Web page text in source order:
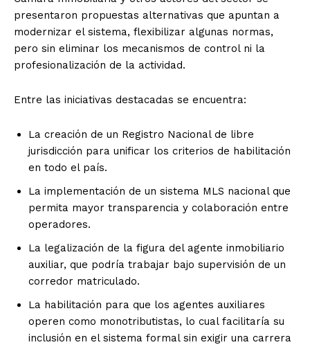
presentaron propuestas alternativas que apuntan a
modernizar el sistema, flexibilizar algunas normas,
pero sin eliminar los mecanismos de control ni la
profesionalización de la actividad.
Entre las iniciativas destacadas se encuentra:
La creación de un Registro Nacional de libre
jurisdicción para unificar los criterios de habilitación
en todo el país.
La implementación de un sistema MLS nacional que
permita mayor transparencia y colaboración entre
operadores.
La legalización de la figura del agente inmobiliario
auxiliar, que podría trabajar bajo supervisión de un
corredor matriculado.
La habilitación para que los agentes auxiliares
operen como monotributistas, lo cual facilitaría su
inclusión en el sistema formal sin exigir una carrera